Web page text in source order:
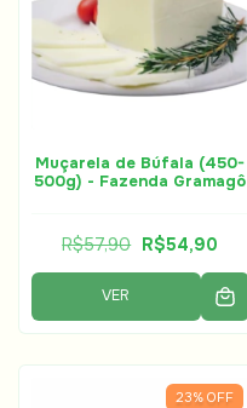
Muçarela de Búfala (450-
500g) - Fazenda Gramagô
R$57,90 R$54,90
VER
23% OFF